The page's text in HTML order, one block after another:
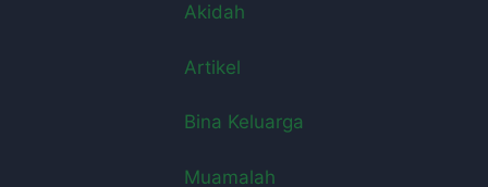
Akidah
Artikel
Bina Keluarga
Muamalah